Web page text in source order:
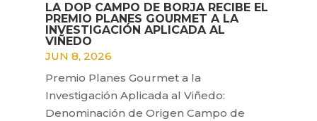
LA DOP CAMPO DE BORJA RECIBE EL
PREMIO PLANES GOURMET A LA
INVESTIGACIÓN APLICADA AL
VIÑEDO
JUN 8, 2026
Premio Planes Gourmet a la
Investigación Aplicada al Viñedo:
Denominación de Origen Campo de